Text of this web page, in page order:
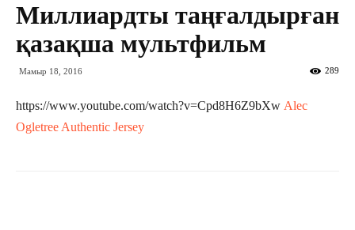
Миллиардты таңғалдырған
қазақша мультфильм
Мамыр 18, 2016 289
https://www.youtube.com/watch?v=Cpd8H6Z9bXw Alec
Ogletree Authentic Jersey